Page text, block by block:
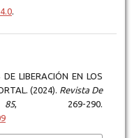
.
LIBERACIÓN EN LOS
(2024). Revista De
85, 269-290.